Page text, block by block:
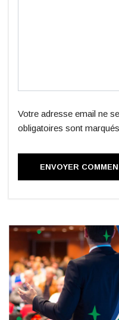
Votre adresse email ne
obligatoires sont
ENVOYER